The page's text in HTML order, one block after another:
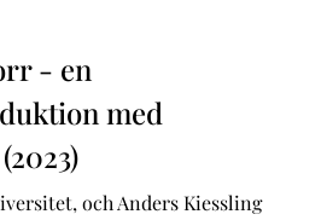
- en
med
och Anders Kiessling